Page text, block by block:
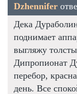
Dzhennifer
Дека
поднимает
выгляжу
Дипропионат
перебор,
день. Все